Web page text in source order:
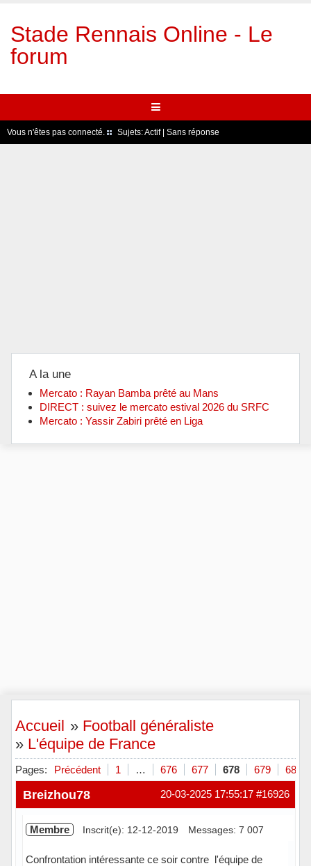
Stade Rennais Online - Le
forum
Vous n'êtes pas connecté. Sujets:Actif| Sans réponse
A la une
Mercato : Rayan Bamba prêté au Mans
DIRECT : suivez le mercato estival 2026 du SRFC
Mercato : Yassir Zabiri prêté en Liga
Accueil » Football généraliste
» L'équipe de France
Pages: Précédent 1 … 676 677 678 679 680
#16926
20-03-2025 17:55:17
Breizhou78
Membre Inscrit(e): 12-12-2019 Messages: 7 007
Confrontation intéressante ce soir contre l'équipe de